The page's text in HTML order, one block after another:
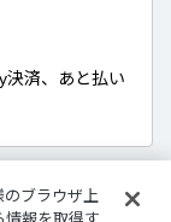
決済、あと払い
のブラウザ上